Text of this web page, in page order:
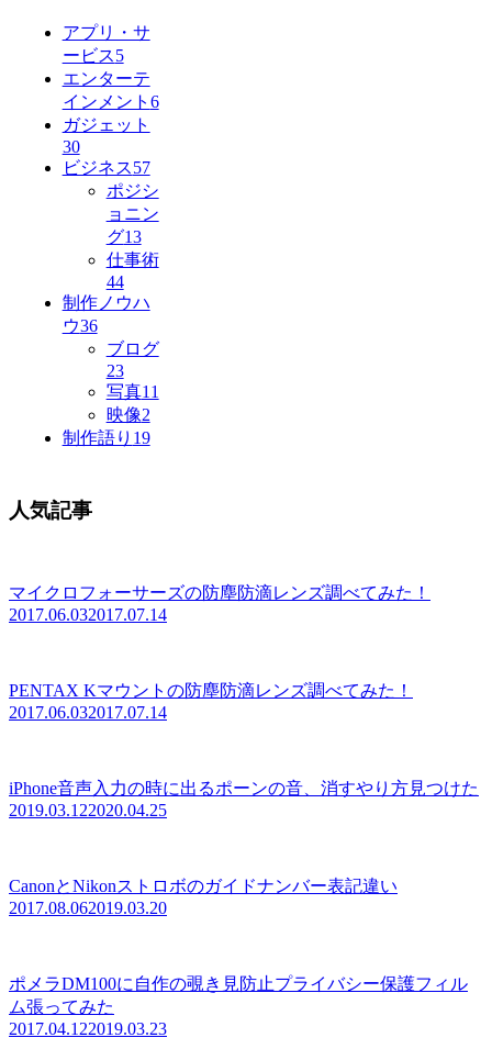
アプリ・サ
ービス5
エンターテ
インメント 6
ガジェット
30
ビジネス57
ポジシ
ョニン
グ13
仕事術
44
制作ノウハ
ウ36
ブログ
23
写真11
映像2
制作語り 19
人気記事
マイクロフォーサーズの防塵防滴レンズ調べてみた！
2017.06.032017.07.14
PENTAX Kマウントの防塵防滴レンズ調べてみた！
2017.06.032017.07.14
iPhone音声入力の時に出るポーンの音、消すやり方見つけた
2019.03.122020.04.25
CanonとNikonストロボのガイドナンバー表記違い
2017.08.062019.03.20
ポメラDM100に自作の覗き見防止プライバシー保護フィル
ム張ってみた
2017.04.122019.03.23